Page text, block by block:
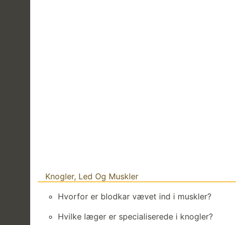
Knogler, Led Og Muskler
Hvorfor er blodkar vævet ind i muskler?
Hvilke læger er specialiserede i knogler?